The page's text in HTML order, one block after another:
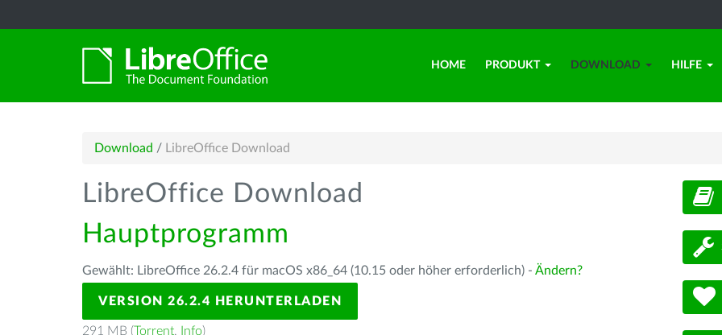
HOME PRODUKT DOWNLOAD HILFE
Download / LibreOffice Download
LibreOffice Download
Hauptprogramm
Gewählt: LibreOffice 26.2.4 für macOS x86_64 (10.15 oder höher erforderlich) - Ändern?
VERSION 26.2.4 HERUNTERLADEN
291 MB (Torrent, Info)